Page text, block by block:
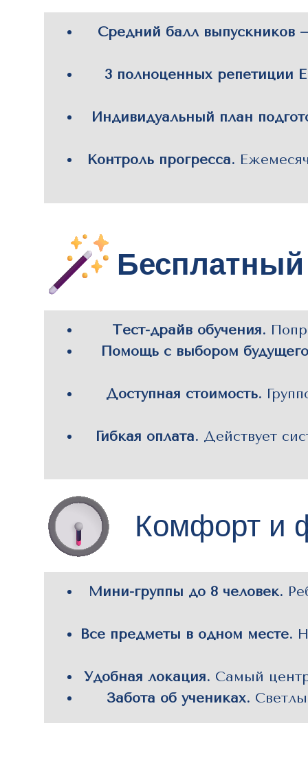
Средний балл выпускников
3 полноценных репетиции
Индивидуальный план
Контроль прогресса.
Бесплатный
Тест-драйв обучения.
Помощь с выбором
Доступная стоимость.
Гибкая оплата. Действует
Комфорт и
Мини-группы до 8 человек.
Все предметы в одном месте.
Удобная локация. Самый
Забота об учениках.